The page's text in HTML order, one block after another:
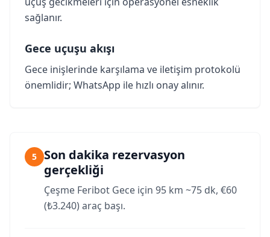
sağlanır.
Gece uçuşu akışı
Gece inişlerinde karşılama ve iletişim protokolü
önemlidir; WhatsApp ile hızlı onay alınır.
5
Son dakika rezervasyon
gerçekliği
Çeşme Feribot Gece için 95 km ~75 dk, €60
(₺3.240) araç başı.